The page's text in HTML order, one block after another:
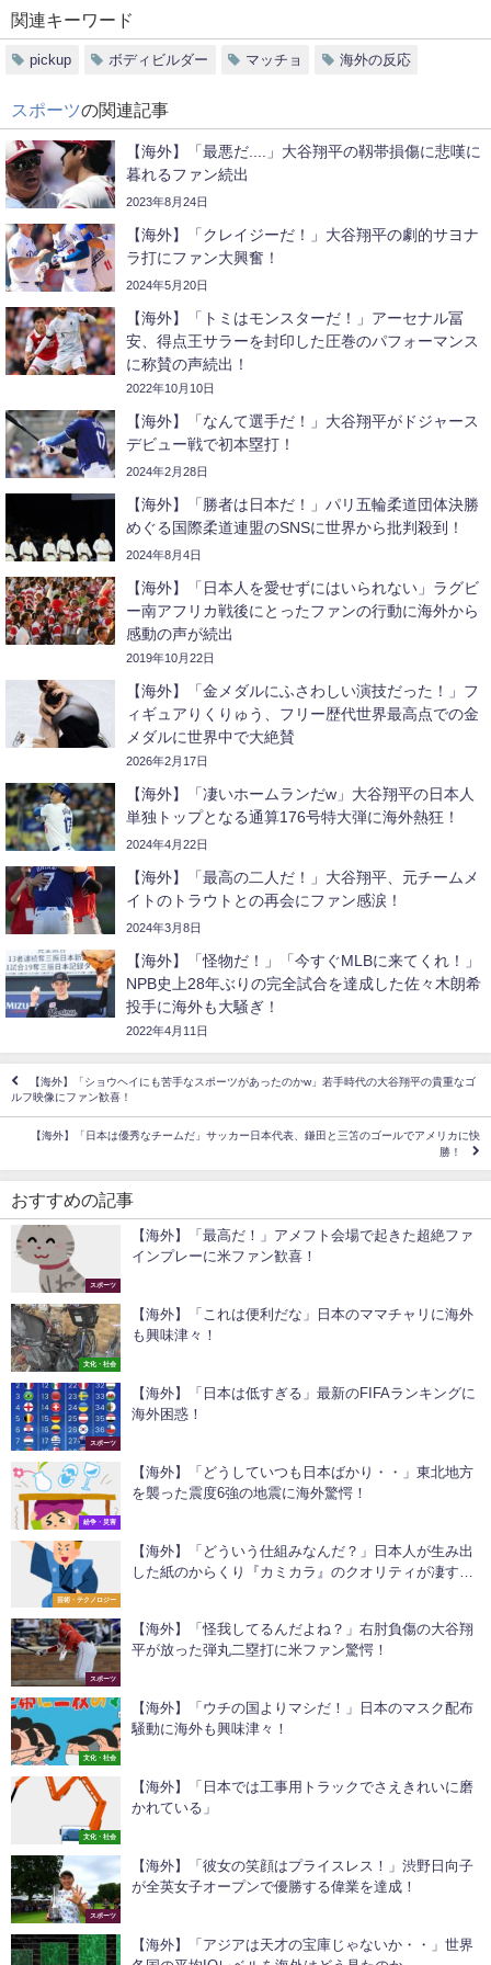
関連キーワード
pickup ボディビルダー マッチョ 海外の反応
スポーツの関連記事
【海外】「最悪だ....」大谷翔平の靱帯損傷に悲嘆に
暮れるファン続出
2023年8月24日
【海外】「クレイジーだ！」大谷翔平の劇的サヨナ
ラ打にファン大興奮！
2024年5月20日
【海外】「トミはモンスターだ！」アーセナル冨
安、得点王サラーを封印した圧巻のパフォーマンス
に称賛の声続出！
2022年10月10日
【海外】「なんて選手だ！」大谷翔平がドジャース
デビュー戦で初本塁打！
2024年2月28日
【海外】「勝者は日本だ！」パリ五輪柔道団体決勝
めぐる国際柔道連盟のSNSに世界から批判殺到！
2024年8月4日
【海外】「日本人を愛せずにはいられない」ラグビ
ー南アフリカ戦後にとったファンの行動に海外から
感動の声が続出
2019年10月22日
【海外】「金メダルにふさわしい演技だった！」フ
ィギュアりくりゅう、フリー歴代世界最高点での金
メダルに世界中で大絶賛
2026年2月17日
【海外】「凄いホームランだw」大谷翔平の日本人
単独トップとなる通算176号特大弾に海外熱狂！
2024年4月22日
【海外】「最高の二人だ！」大谷翔平、元チームメ
イトのトラウトとの再会にファン感涙！
2024年3月8日
【海外】「怪物だ！」「今すぐMLBに来てくれ！」
NPB史上28年ぶりの完全試合を達成した佐々木朗希
投手に海外も大騒ぎ！
2022年4月11日
【海外】「ショウヘイにも苦手なスポーツがあったのかw」若手時代の大谷翔平の貴重なゴ
ルフ映像にファン歓喜！
【海外】「日本は優秀なチームだ」サッカー日本代表、鎌田と三笘のゴールでアメリカに快
勝！
おすすめの記事
スポーツ
【海外】「最高だ！」アメフト会場で起きた超絶ファ
インプレーに米ファン歓喜！
文化・社会
【海外】「これは便利だな」日本のママチャリに海外
も興味津々！
スポーツ
【海外】「日本は低すぎる」最新のFIFAランキングに
海外困惑！
紛争・災害
【海外】「どうしていつも日本ばかり・・」東北地方
を襲った震度6強の地震に海外驚愕！
芸術・テクノロジー
【海外】「どういう仕組みなんだ？」日本人が生み出
した紙のからくり『カミカラ』のクオリティが凄すぎ
スポーツ
【海外】「怪我してるんだよね？」右肘負傷の大谷翔
平が放った弾丸二塁打に米ファン驚愕！
文化・社会
【海外】「ウチの国よりマシだ！」日本のマスク配布
騒動に海外も興味津々！
文化・社会
【海外】「日本では工事用トラックでさえきれいに磨
かれている」
スポーツ
【海外】「彼女の笑顔はプライスレス！」渋野日向子
が全英女子オープンで優勝する偉業を達成！
【海外】「アジアは天才の宝庫じゃないか・・」世界